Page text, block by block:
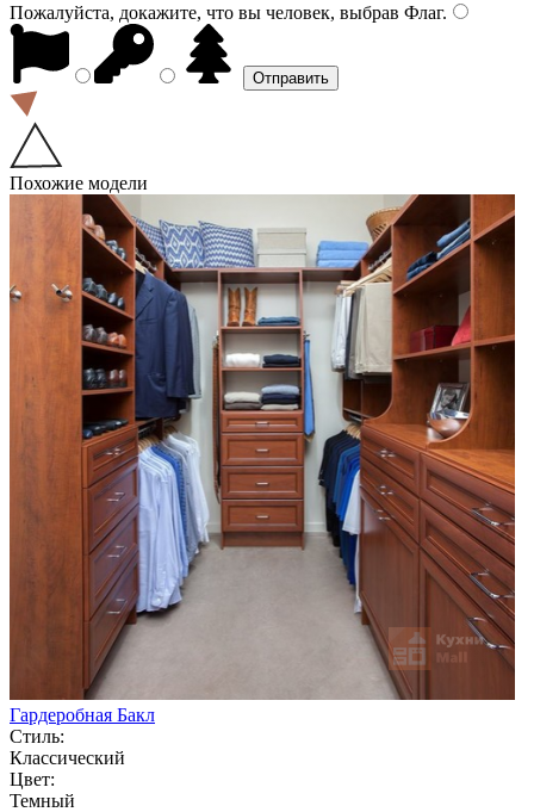
Пожалуйста, докажите, что вы человек, выбрав Флаг.
Похожие модели
Гардеробная Бакл
Стиль:
Классический
Цвет:
Темный